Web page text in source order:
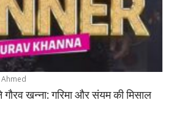
Ahmed
खन्ना: गरिमा और संयम की मिसाल